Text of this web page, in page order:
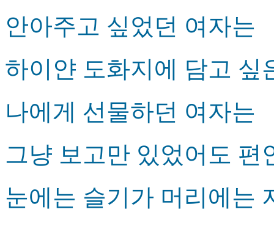
안아주고 싶었던 여자는
하이얀 도화지에 담고 싶
나에게 선물하던 여자는
그냥 보고만 있었어도 편
눈에는 슬기가 머리에는